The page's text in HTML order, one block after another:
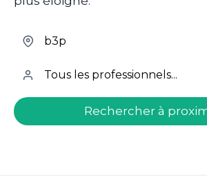
welcome.search.find.subtitle
Rechercher à